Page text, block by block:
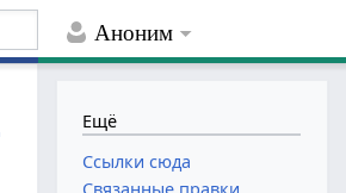
Аноним
Ещё
Ссылки сюда